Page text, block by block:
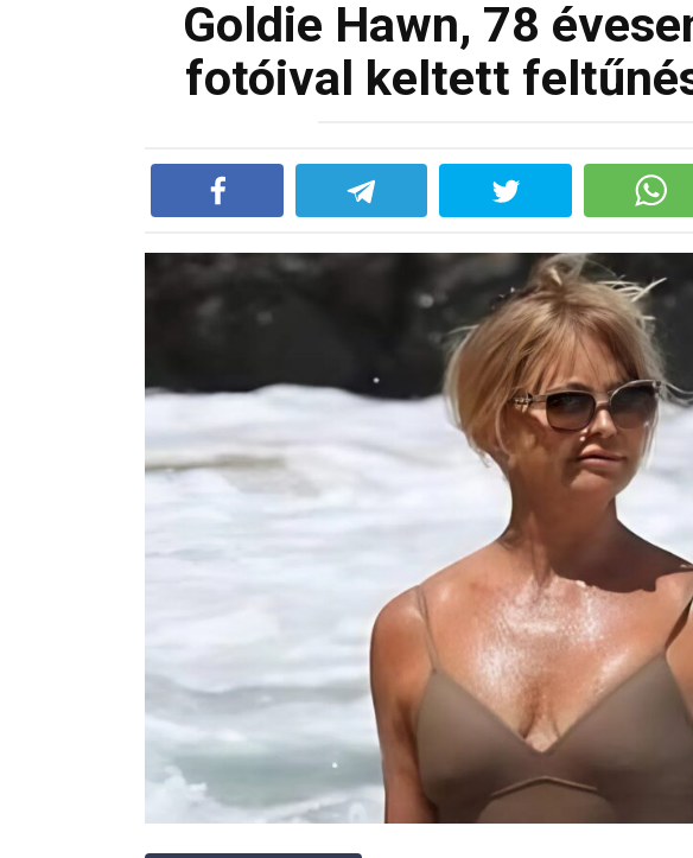
Goldie Hawn, 78
fotóival keltett